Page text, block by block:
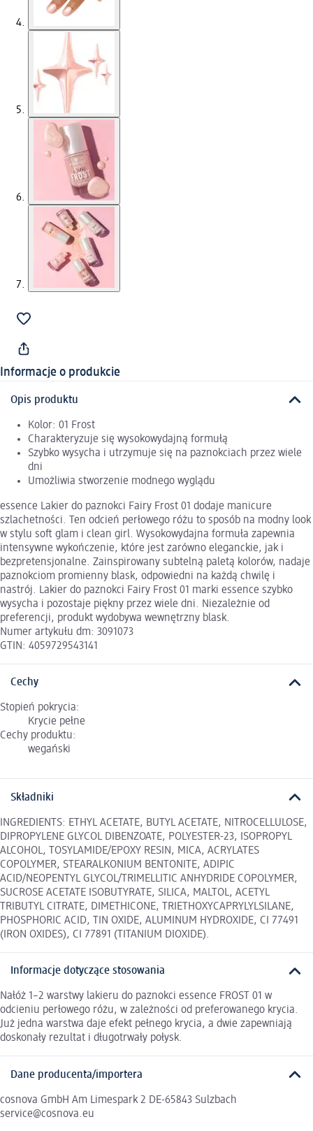
Informacje o produkcie
Opis produktu
Kolor: 01 Frost
Charakteryzuje się wysokowydajną formułą
Szybko wysycha i utrzymuje się na paznokciach przez wiele
dni
Umożliwia stworzenie modnego wyglądu
essence Lakier do paznokci Fairy Frost 01 dodaje manicure
szlachetności. Ten odcień perłowego różu to sposób na modny look
w stylu soft glam i clean girl. Wysokowydajna formuła zapewnia
intensywne wykończenie, które jest zarówno eleganckie, jak i
bezpretensjonalne. Zainspirowany subtelną paletą kolorów, nadaje
paznokciom promienny blask, odpowiedni na każdą chwilę i
nastrój. Lakier do paznokci Fairy Frost 01 marki essence szybko
wysycha i pozostaje piękny przez wiele dni. Niezależnie od
preferencji, produkt wydobywa wewnętrzny blask.
Numer artykułu dm: 3091073
GTIN: 4059729543141
Cechy
Stopień pokrycia:
Krycie pełne
Cechy produktu:
wegański
Składniki
INGREDIENTS: ETHYL ACETATE, BUTYL ACETATE, NITROCELLULOSE,
DIPROPYLENE GLYCOL DIBENZOATE, POLYESTER-23, ISOPROPYL
ALCOHOL, TOSYLAMIDE/EPOXY RESIN, MICA, ACRYLATES
COPOLYMER, STEARALKONIUM BENTONITE, ADIPIC
ACID/NEOPENTYL GLYCOL/TRIMELLITIC ANHYDRIDE COPOLYMER,
SUCROSE ACETATE ISOBUTYRATE, SILICA, MALTOL, ACETYL
TRIBUTYL CITRATE, DIMETHICONE, TRIETHOXYCAPRYLYLSILANE,
PHOSPHORIC ACID, TIN OXIDE, ALUMINUM HYDROXIDE, CI 77491
(IRON OXIDES), CI 77891 (TITANIUM DIOXIDE).
Informacje dotyczące stosowania
Nałóż 1–2 warstwy lakieru do paznokci essence FROST 01 w
odcieniu perłowego różu, w zależności od preferowanego krycia.
Już jedna warstwa daje efekt pełnego krycia, a dwie zapewniają
doskonały rezultat i długotrwały połysk.
Dane producenta/importera
cosnova GmbH Am Limespark 2 DE-65843 Sulzbach
service@cosnova.eu